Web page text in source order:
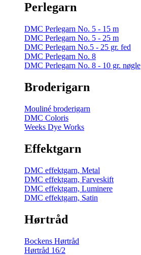
Perlegarn
DMC Perlegarn No. 5 - 15 m
DMC Perlegarn No. 5 - 25 m
DMC Perlegarn No.5 - 25 gr. fed
DMC Perlegarn No. 8
DMC Perlegarn No. 8 - 10 gr. nøgle
Broderigarn
Mouliné broderigarn
DMC Coloris
Weeks Dye Works
Effektgarn
DMC effektgarn, Metal
DMC effektgarn, Farveskift
DMC effektgarn, Luminere
DMC effektgarn, Satin
Hørtråd
Bockens Hørtråd
Hørtråd 16/2